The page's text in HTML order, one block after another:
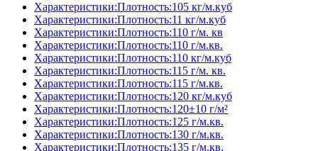
Характеристики:Плотность:105 кг/м.куб
Характеристики:Плотность:11 кг/м.куб
Характеристики:Плотность:110 г/м. кв
Характеристики:Плотность:110 г/м.кв.
Характеристики:Плотность:110 кг/м.куб
Характеристики:Плотность:115 г/м. кв.
Характеристики:Плотность:115 г/м.кв.
Характеристики:Плотность:120 кг/м.куб
Характеристики:Плотность:120±10 г/м²
Характеристики:Плотность:125 г/м.кв.
Характеристики:Плотность:130 г/м.кв.
Характеристики:Плотность:135 г/м.кв.